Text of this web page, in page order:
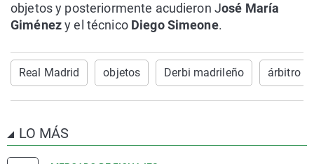
objetos y posteriormente acudieron José María
Giménezy el técnico Diego Simeone.
Real Madrid objetos Derbi madrileño árbitro
LO MÁS